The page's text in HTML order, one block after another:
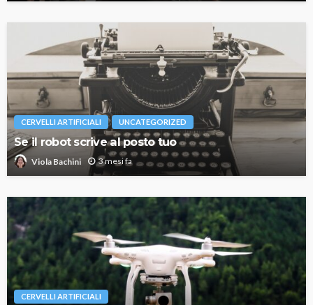
CERVELLI ARTIFICIALI UNCATEGORIZED
Se il robot scrive al posto tuo
Viola Bachini 3 mesi fa
CERVELLI ARTIFICIALI